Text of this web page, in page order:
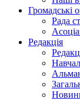
Громадські
Рада
Редакція